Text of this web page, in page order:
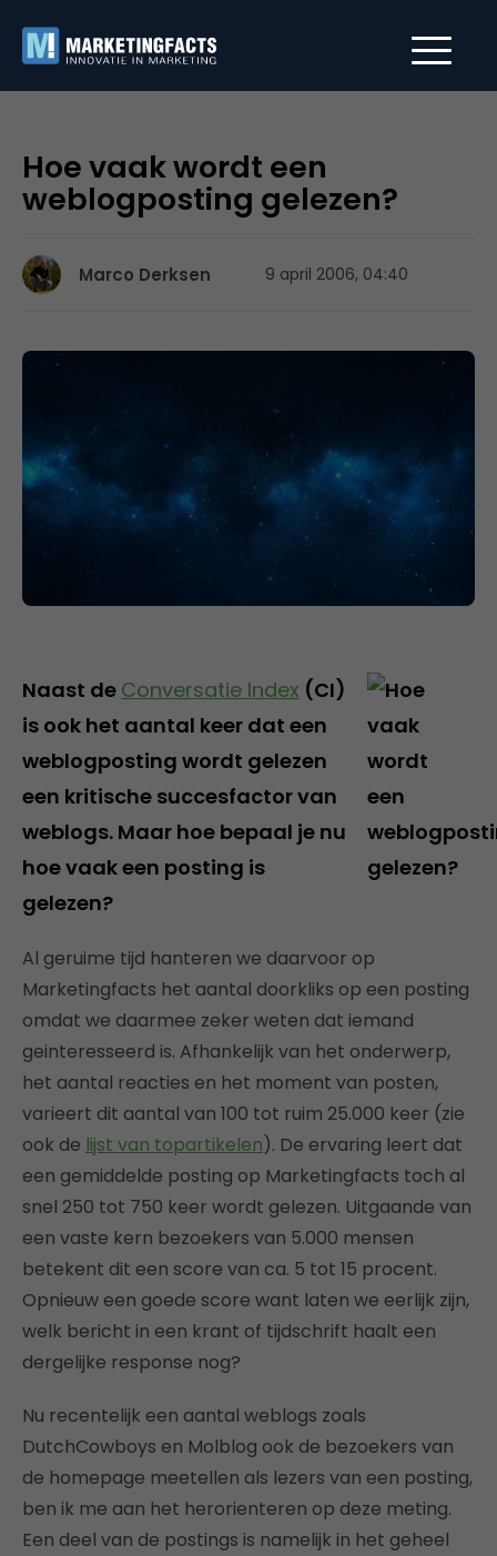
Hoe vaak wordt een
weblogposting gelezen?
Marco Derksen 9 april 2006, 04:40
Naast de Conversatie Index (CI)
is ook het aantal keer dat een
weblogposting wordt gelezen
een kritische succesfactor van
weblogs. Maar hoe bepaal je nu
hoe vaak een posting is
gelezen?
Al geruime tijd hanteren we daarvoor op
Marketingfacts het aantal doorkliks op een posting
omdat we daarmee zeker weten dat iemand
geinteresseerd is. Afhankelijk van het onderwerp,
het aantal reacties en het moment van posten,
varieert dit aantal van 100 tot ruim 25.000 keer (zie
ook de lijst van topartikelen). De ervaring leert dat
een gemiddelde posting op Marketingfacts toch al
snel 250 tot 750 keer wordt gelezen. Uitgaande van
een vaste kern bezoekers van 5.000 mensen
betekent dit een score van ca. 5 tot 15 procent.
Opnieuw een goede score want laten we eerlijk zijn,
welk bericht in een krant of tijdschrift haalt een
dergelijke response nog?
Nu recentelijk een aantal weblogs zoals
DutchCowboys en Molblog ook de bezoekers van
de homepage meetellen als lezers van een posting,
ben ik me aan het herorienteren op deze meting.
Een deel van de postings is namelijk in het geheel